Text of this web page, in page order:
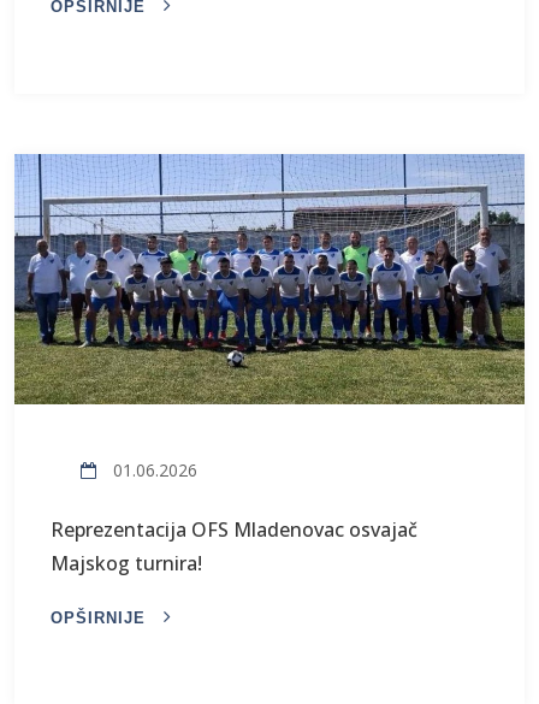
OPŠIRNIJE
01.06.2026
Reprezentacija OFS Mladenovac osvajač
Majskog turnira!
OPŠIRNIJE